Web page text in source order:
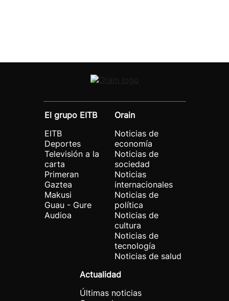
El grupo EITB
EITB
Deportes
Televisión a la
carta
Primeran
Gaztea
Makusi
Guau - Gure
Audioa
Orain
Noticias de
economía
Noticias de
sociedad
Noticias
internacionales
Noticias de
política
Noticias de
cultura
Noticias de
tecnología
Noticias de salud
Actualidad
Últimas noticias